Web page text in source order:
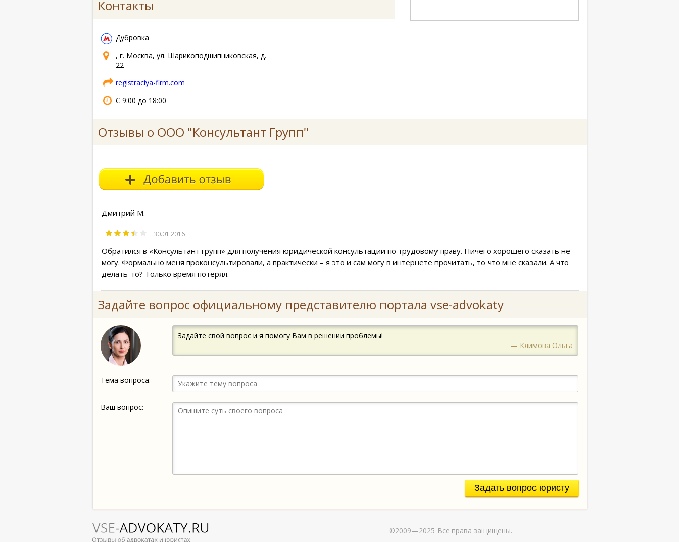
Контакты
Дубровка
, г. Москва, ул. Шарикоподшипниковская, д.
22
registraciya-firm.com
С 9:00 до 18:00
Отзывы о ООО "Консультант Групп"
Дмитрий М.
30.01.2016
Обратился в «Консультант групп» для получения юридической консультации по трудовому праву. Ничего хорошего сказать не
могу. Формально меня проконсультировали, а практически – я это и сам могу в интернете прочитать, то что мне сказали. А что
делать-то? Только время потерял.
Задайте вопрос официальному представителю портала vse-advokaty
Задайте свой вопрос и я помогу Вам в решении проблемы!
— Климова Ольга
Тема вопроса:
Ваш вопрос:
Задать вопрос юристу
©2009—2025 Все права защищены.